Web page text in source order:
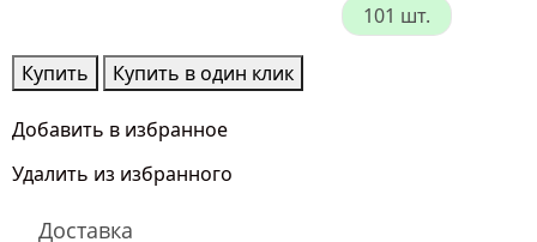
101 шт.
Количество
товара
Кремовые
Купить Купить в один клик
Добавить в избранное
Удалить из избранного
Доставка